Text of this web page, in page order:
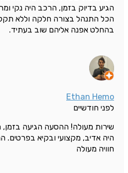
הגיע בדיוק בזמן, הרכב היה נקי
הכל התנהל בצורה חלקה וללא
בהחלט אפנה אליהם שוב בעתיד.
Ethan Hemo
לפני חודשיים
שירות מעולה! ההסעה הגיעה בזמן,
היה אדיב, מקצועי ובקיא בפרטים.
חוויה מעולה